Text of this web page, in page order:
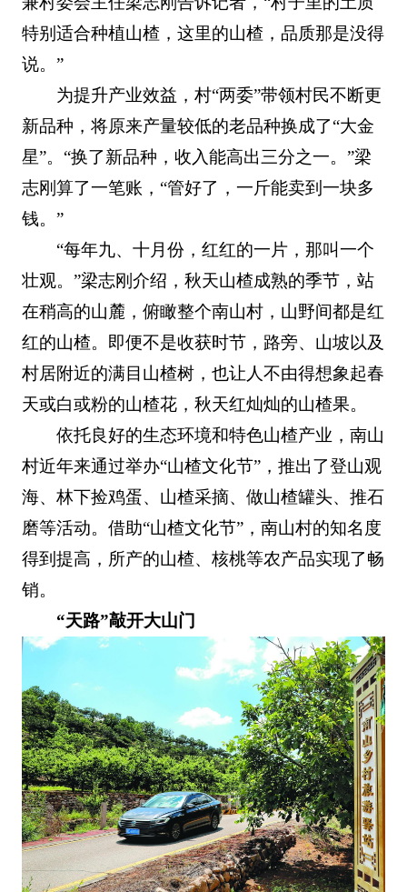
特别适合种植山楂，这里的山楂，品质那是没得
说。”
为提升产业效益，村“两委”带领村民不断更
新品种，将原来产量较低的老品种换成了“大金
星”。“换了新品种，收入能高出三分之一。”梁
志刚算了一笔账，“管好了，一斤能卖到一块多
钱。”
“每年九、十月份，红红的一片，那叫一个
壮观。”梁志刚介绍，秋天山楂成熟的季节，站
在稍高的山麓，俯瞰整个南山村，山野间都是红
红的山楂。即便不是收获时节，路旁、山坡以及
村居附近的满目山楂树，也让人不由得想象起春
天或白或粉的山楂花，秋天红灿灿的山楂果。
依托良好的生态环境和特色山楂产业，南山
村近年来通过举办“山楂文化节”，推出了登山观
海、林下捡鸡蛋、山楂采摘、做山楂罐头、推石
磨等活动。借助“山楂文化节”，南山村的知名度
得到提高，所产的山楂、核桃等农产品实现了畅
销。
“天路”敲开大山门